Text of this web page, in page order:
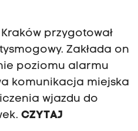
przygotował
Zakłada on
poziomu alarmu
komunikacja miejska
wjazdu do
CZYTAJ